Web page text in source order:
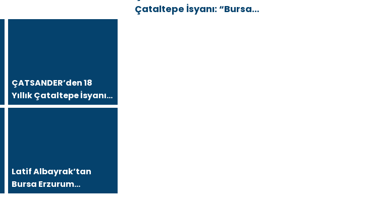
ÇATSANDER’den 18
Yıllık Çataltepe İsyanı:
“Bursa Esnafını Kim 18
Latif Albayrak’tan
Bursa Erzurum
Dernekleri Federasyonu
Çataltepe İsyanı: “Bursa